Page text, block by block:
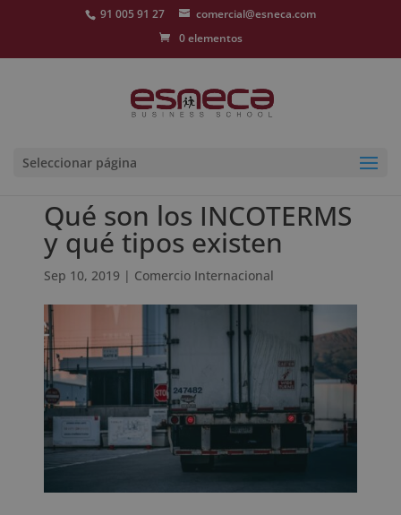
91 005 91 27
comercial@esneca.com
0 elementos
Seleccionar página
Qué son los INCOTERMS
y qué tipos existen
Sep 10, 2019 | Comercio Internacional